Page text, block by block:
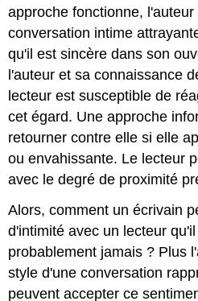
approche fonctionne,
conversation intime
qu'il est sincère dans son
l'auteur et sa connaissance
lecteur est susceptible de
cet égard. Une approche
retourner contre elle si elle
ou envahissante. Le lecteur
avec le degré de proximité
Alors, comment un écrivain
d'intimité avec un lecteur
probablement jamais ? Plus
style d'une conversation
peuvent accepter ce